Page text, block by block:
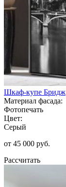
Шкаф-купе Бридж
Материал фасада:
Фотопечать
Цвет:
Серый
от 45 000 руб.
Рассчитать